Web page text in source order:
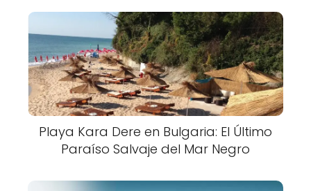
Playa Kara Dere en Bulgaria: El Último
Paraíso Salvaje del Mar Negro